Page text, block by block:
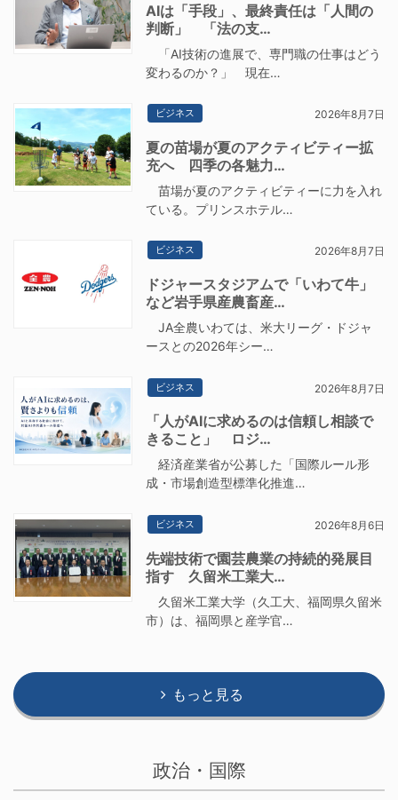
AIは「手段」、最終責任は「人間の
判断」 「法の支…
「AI技術の進展で、専門職の仕事はどう
変わるのか？」 現在…
ビジネス 2026年8月7日
夏の苗場が夏のアクティビティー拡
充へ 四季の各魅力…
苗場が夏のアクティビティーに力を入れ
ている。プリンスホテル…
ビジネス 2026年8月7日
ドジャースタジアムで「いわて牛」
など岩手県産農畜産…
JA全農いわては、米大リーグ・ドジャ
ースとの2026年シー…
ビジネス 2026年8月7日
「人がAIに求めるのは信頼し相談で
きること」 ロジ…
経済産業省が公募した「国際ルール形
成・市場創造型標準化推進…
ビジネス 2026年8月6日
先端技術で園芸農業の持続的発展目
指す 久留米工業大…
久留米工業大学（久工大、福岡県久留米
市）は、福岡県と産学官…
もっと見る
政治・国際